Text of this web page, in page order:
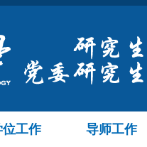
位工作 导师工作